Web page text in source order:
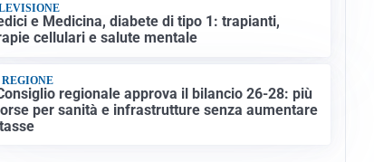
e Medicina, diabete di tipo 1: trapianti,
cellulari e salute mentale
REGIONE
regionale approva il bilancio 26-28: più
per sanità e infrastrutture senza aumentare